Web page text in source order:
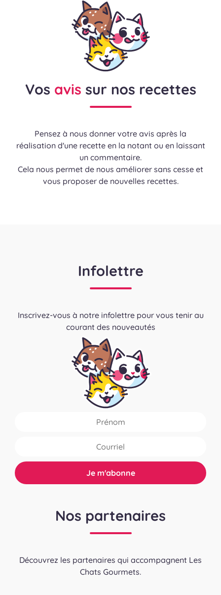
Vos avis sur nos recettes
Pensez à nous donner votre avis après la
réalisation d'une recette en la notant ou en laissant
un commentaire.
Cela nous permet de nous améliorer sans cesse et
vous proposer de nouvelles recettes.
Infolettre
Inscrivez-vous à notre infolettre pour vous tenir au
courant des nouveautés
Nos partenaires
Découvrez les partenaires qui accompagnent Les
Chats Gourmets.